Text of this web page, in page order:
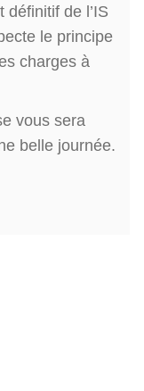
de l’IS
le principe
charges à
vous sera
belle journée.